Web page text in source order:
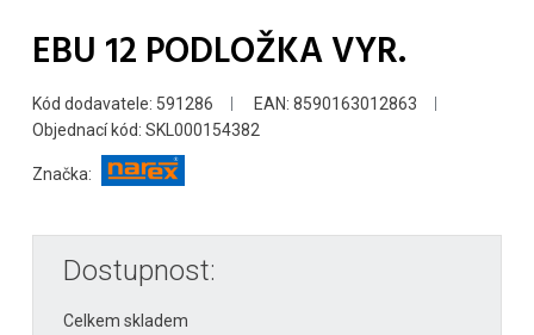
EBU 12 PODLOŽKA VYR.
Kód dodavatele: 591286
EAN: 8590163012863
Objednací kód: SKL000154382
Značka:
Dostupnost:
Celkem skladem